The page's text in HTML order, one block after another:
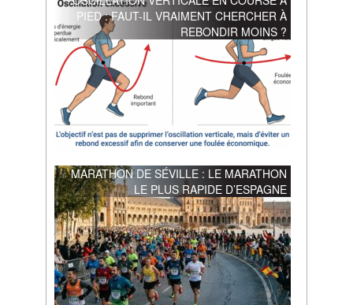
PIED : FAUT-IL VRAIMENT CHERCHER À
REBONDIR MOINS ?
MARATHON DE SÉVILLE : LE MARATHON
LE PLUS RAPIDE D’ESPAGNE